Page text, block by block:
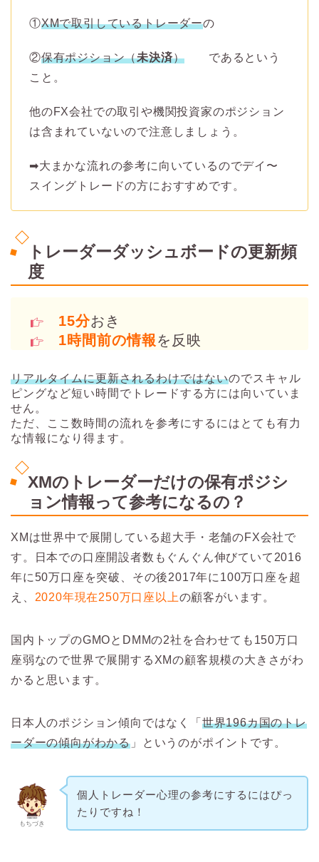
①XMで取引しているトレーダーの
②保有ポジション（未決済） であるという
こと。
他のFX会社での取引や機関投資家のポジション
は含まれていないので注意しましょう。
➡︎大まかな流れの参考に向いているのでデイ〜
スイングトレードの方におすすめです。
トレーダーダッシュボードの更新頻
度
15分おき
1時間前の情報を反映
リアルタイムに更新されるわけではないのでスキャル
ピングなど短い時間でトレードする方には向いていま
せん。
ただ、ここ数時間の流れを参考にするにはとても有力
な情報になり得ます。
XMのトレーダーだけの保有ポジシ
ョン情報って参考になるの？
XMは世界中で展開している超大手・老舗のFX会社で
す。日本での口座開設者数もぐんぐん伸びていて2016
年に50万口座を突破、その後2017年に100万口座を超
え、 2020年現在250万口座以上の顧客がいます。
国内トップのGMOとDMMの2社を合わせても150万口
座弱なので世界で展開するXMの顧客規模の大きさがわ
かると思います。
日本人のポジション傾向ではなく「 世界196カ国のトレ
ーダーの傾向がわかる 」というのがポイントです。
もちづき
個人トレーダー心理の参考にするにはぴっ
たりですね！